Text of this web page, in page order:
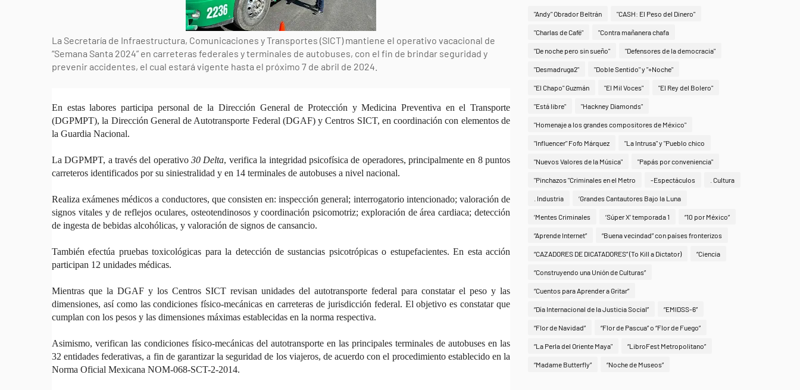
La Secretaría de Infraestructura, Comunicaciones y Transportes (SICT) mantiene el operativo vacacional de
“Semana Santa 2024” en carreteras federales y terminales de autobuses, con el fin de brindar seguridad y
prevenir accidentes, el cual estará vigente hasta el próximo 7 de abril de 2024.
En estas labores participa personal de la Dirección General de Protección y Medicina Preventiva en el Transporte
(DGPMPT), la Dirección General de Autotransporte Federal (DGAF) y Centros SICT, en coordinación con elementos de
la Guardia Nacional.
La DGPMPT, a través del operativo30 Delta, verifica la integridad psicofísica de operadores, principalmente en 8 puntos
carreteros identificados por su siniestralidad y en 14 terminales de autobuses a nivel nacional.
Realiza exámenes médicos a conductores, que consisten en: inspección general; interrogatorio intencionado; valoración de
signos vitales y de reflejos oculares, osteotendinosos y coordinación psicomotriz; exploración de área cardiaca; detección
de ingesta de bebidas alcohólicas, y valoración de signos de cansancio.
También efectúa pruebas toxicológicas para la detección de sustancias psicotrópicas o estupefacientes. En esta acción
participan 12 unidades médicas.
Mientras que la DGAF y los Centros SICT revisan unidades del autotransporte federal para constatar el peso y las
dimensiones, así como las condiciones físico-mecánicas en carreteras de jurisdicción federal. El objetivo es constatar que
cumplan con los pesos y las dimensiones máximas establecidas en la norma respectiva.
Asimismo, verifican las condiciones físico-mecánicas del autotransporte en las principales terminales de autobuses en las
32 entidades federativas, a fin de garantizar la seguridad de los viajeros, de acuerdo con el procedimiento establecido en la
Norma Oficial Mexicana NOM-068-SCT-2-2014.
"Andy" Obrador Beltrán "CASH: El Peso del Dinero"
"Charlas de Café" "Contra mañanera chafa
"De noche pero sin sueño" "Defensores de la democracia"
"Desmadruga2" "Doble Sentido" y "+Noche"
"El Chapo" Guzmán "El Mil Voces" "El Rey del Bolero"
"Está libre" "Hackney Diamonds"
"Homenaje a los grandes compositores de México"
"Influencer" Fofo Márquez "La Intrusa" y "Pueblo chico
"Nuevos Valores de la Música" "Papás por conveniencia"
"Pinchazos "Criminales en el Metro -Espectáculos . Cultura
. Industria ‘Grandes Cantautores Bajo la Luna
‘Mentes Criminales ‘Súper X’ temporada 1 “10 por México”
“Aprende Internet” “Buena vecindad” con países fronterizos
“CAZADORES DE DICATADORES” (To Kill a Dictator) “Ciencia
“Construyendo una Unión de Culturas”
“Cuentos para Aprender a Gritar”
“Día Internacional de la Justicia Social” “EMIDSS-6”
“Flor de Navidad” “Flor de Pascua” o “Flor de Fuego”
“La Perla del Oriente Maya" “LibroFest Metropolitano”
“Madame Butterfly” “Noche de Museos”